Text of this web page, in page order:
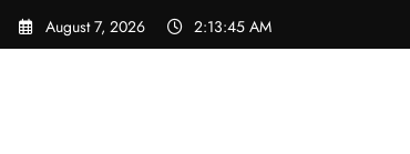
Zum
Inhalt
August 7, 2026 2:13:46 AM